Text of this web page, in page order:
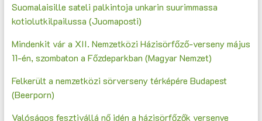
Suomalaisille sateli palkintoja unkarin suurimmassa
kotiolutkilpailussa (Juomaposti)
Mindenkit vár a XII. Nemzetközi Házisörfőző-verseny május
11-én, szombaton a Főzdeparkban (Magyar Nemzet)
Felkerült a nemzetközi sörverseny térképére Budapest
(Beerporn)
Valóságos fesztivállá nő idén a házisörfőzők versenye